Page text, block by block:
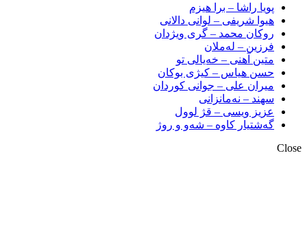
پویا راشا – برا هیزم
هیوا شریفی – لوانی دالانی
روکان محمد – گری ویژدان
فرزین – لەملان
متین آهنی – خەیالی تو
حسن هیاس – کیژی بوکان
میران علی – جوانی کوردان
سهند – نەمانزانی
عزیز ویسی – قژ لوول
گەشتیار کاوە – شەو و روژ